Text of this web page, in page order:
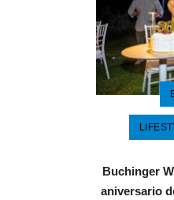
Buchinger
aniversario